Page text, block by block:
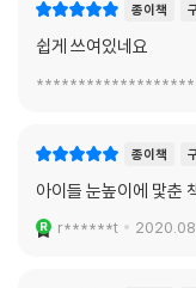
종이책
쉽게 쓰여있네요
종이책
아이들 눈높이에 맟춘
r******t